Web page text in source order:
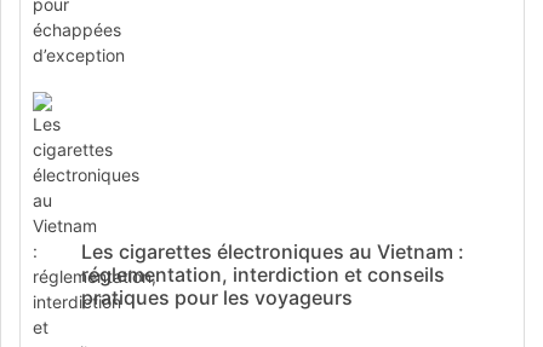
Les cigarettes électroniques au Vietnam :
réglementation, interdiction et conseils
pratiques pour les voyageurs